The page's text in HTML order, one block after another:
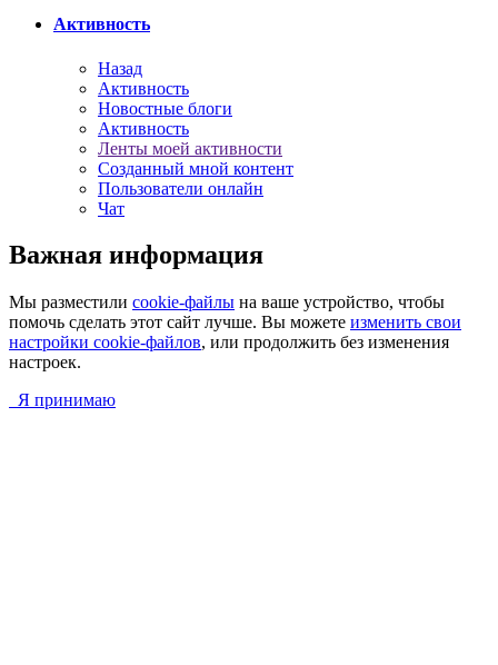
Активность
Назад
Активность
Новостные блоги
Активность
Ленты моей активности
Созданный мной контент
Пользователи онлайн
Чат
Важная информация
Мы разместили cookie-файлы на ваше устройство, чтобы
помочь сделать этот сайт лучше. Вы можете изменить свои
настройки cookie-файлов, или продолжить без изменения
настроек.
Я принимаю